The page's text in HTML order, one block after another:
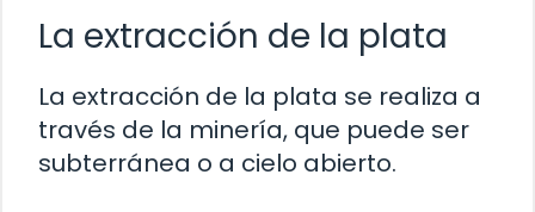
La extracción de la plata
La extracción de la plata se realiza a
través de la minería, que puede ser
subterránea o a cielo abierto.